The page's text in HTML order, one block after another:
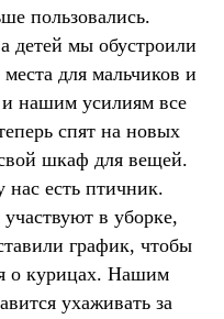
пользовались.
детей мы обустроили
для мальчиков и
нашим усилиям все
спят на новых
шкаф для вещей.
есть птичник.
в уборке,
график, чтобы
о курицах. Нашим
ухаживать за